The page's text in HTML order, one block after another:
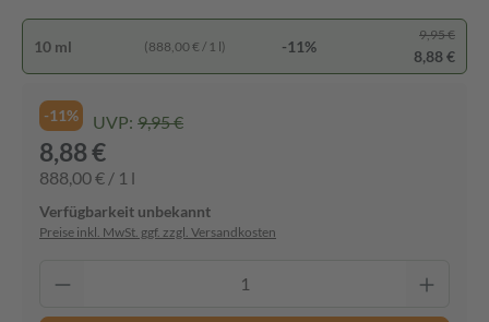
10 ml (888,00 € / 1 l) -11%
9,95 €
8,88 €
-11% UVP: 9,95 €
8,88 €
888,00 € / 1 l
Verfügbarkeit unbekannt
Preise inkl. MwSt. ggf. zzgl. Versandkosten